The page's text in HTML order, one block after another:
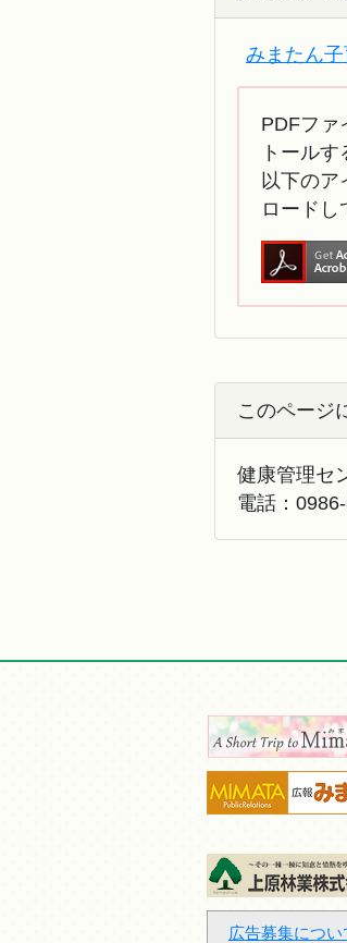
みまたん
PDFファ
トールす
以下のア
ロードし
このページ
健康管理セ
電話：
広告募集につい